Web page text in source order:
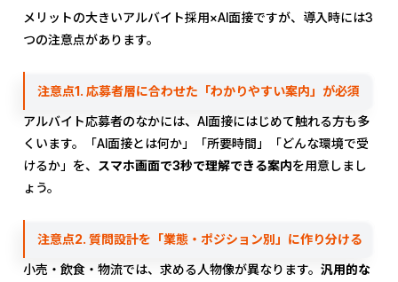
メリットの大きいアルバイト採用×AI面接ですが、導入時には3
つの注意点があります。
注意点1. 応募者層に合わせた「わかりやすい案内」が必須
アルバイト応募者のなかには、AI面接にはじめて触れる方も多
くいます。「AI面接とは何か」「所要時間」「どんな環境で受
けるか」を、
スマホ画面で3秒で理解できる案内を用意しまし
ょう。
注意点2. 質問設計を「業態・ポジション別」に作り分ける
小売・飲食・物流では、求める人物像が異なります。 汎用的な